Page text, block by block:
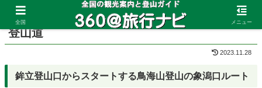
ホーム 山形県 鳥海山
登山道
2023.11.28
鉾立登山口からスタートする鳥海山登山の象潟口ルート
全国 メニュー